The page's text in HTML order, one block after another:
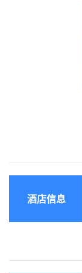
酒店信息